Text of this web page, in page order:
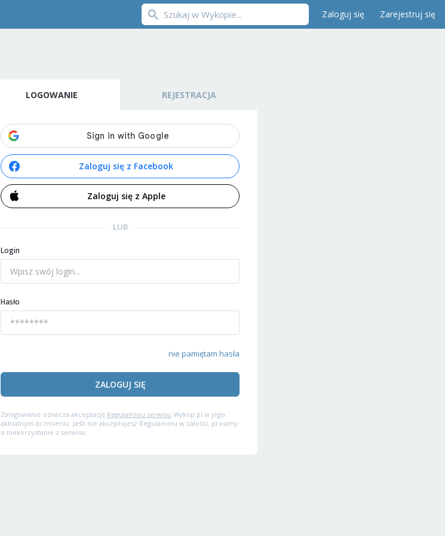
Zaloguj się Zarejestruj się
LOGOWANIE REJESTRACJA
Zaloguj się z Facebook
Zaloguj się z Apple
LUB
Login
Hasło
nie pamiętam hasła
ZALOGUJ SIĘ
Zalogowanie oznacza akceptację Regulaminu serwisu Wykop.pl w jego
aktualnym brzmieniu. Jeśli nie akceptujesz Regulaminu w całości, prosimy
o niekorzystanie z serwisu.